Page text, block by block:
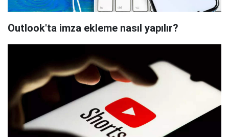
Outlook'ta imza ekleme nasıl yapılır?